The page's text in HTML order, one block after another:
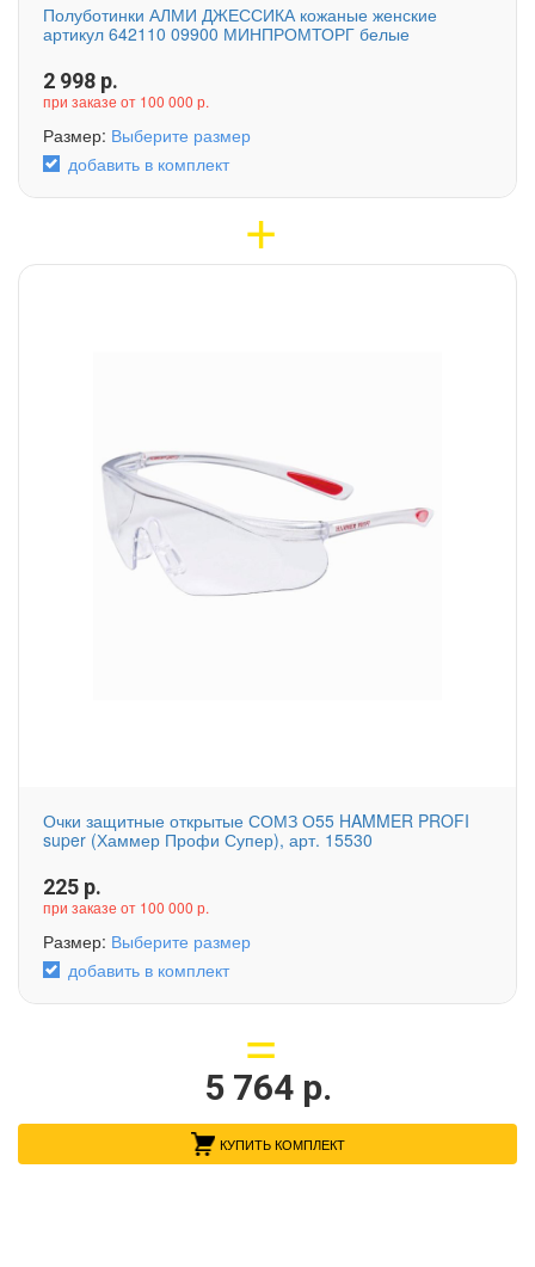
Полуботинки АЛМИ ДЖЕССИКА кожаные женские
артикул 642110 09900 МИНПРОМТОРГ белые
2 998 р.
при заказе от 100 000 р.
Размер: Выберите размер
добавить в комплект
Очки защитные открытые СОМЗ О55 HAMMER PROFI
super (Хаммер Профи Супер), арт. 15530
225 р.
при заказе от 100 000 р.
Размер: Выберите размер
добавить в комплект
5 764р.
КУПИТЬ КОМПЛЕКТ